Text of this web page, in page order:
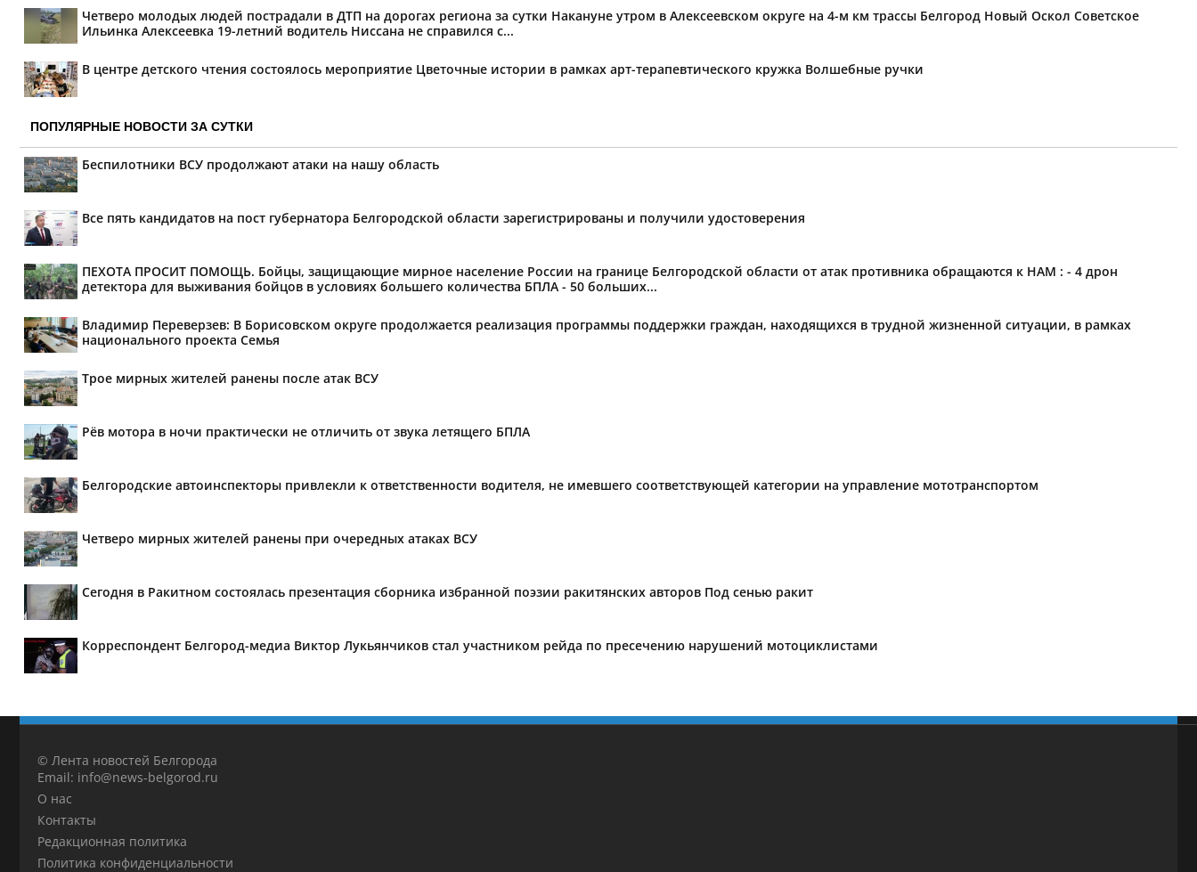
Четверо молодых людей пострадали в ДТП на дорогах региона за сутки Накануне утром в Алексеевском округе на 4-м км трассы Белгород Новый Оскол Советское
Ильинка Алексеевка 19-летний водитель Ниссана не справился с...
В центре детского чтения состоялось мероприятие Цветочные истории в рамках арт-терапевтического кружка Волшебные ручки
ПОПУЛЯРНЫЕ НОВОСТИ ЗА СУТКИ
Беспилотники ВСУ продолжают атаки на нашу область
Все пять кандидатов на пост губернатора Белгородской области зарегистрированы и получили удостоверения
ПЕХОТА ПРОСИТ ПОМОЩЬ. Бойцы, защищающие мирное население России на границе Белгородской области от атак противника обращаются к НАМ : - 4 дрон
детектора для выживания бойцов в условиях большего количества БПЛА - 50 больших...
Владимир Переверзев: В Борисовском округе продолжается реализация программы поддержки граждан, находящихся в трудной жизненной ситуации, в рамках
национального проекта Семья
Трое мирных жителей ранены после атак ВСУ
Рёв мотора в ночи практически не отличить от звука летящего БПЛА
Белгородские автоинспекторы привлекли к ответственности водителя, не имевшего соответствующей категории на управление мототранспортом
Четверо мирных жителей ранены при очередных атаках ВСУ
Сегодня в Ракитном состоялась презентация сборника избранной поэзии ракитянских авторов Под сенью ракит
Корреспондент Белгород-медиа Виктор Лукьянчиков стал участником рейда по пресечению нарушений мотоциклистами
© Лента новостей Белгорода
Email: info@news-belgorod.ru
О нас
Контакты
Редакционная политика
Политика конфиденциальности